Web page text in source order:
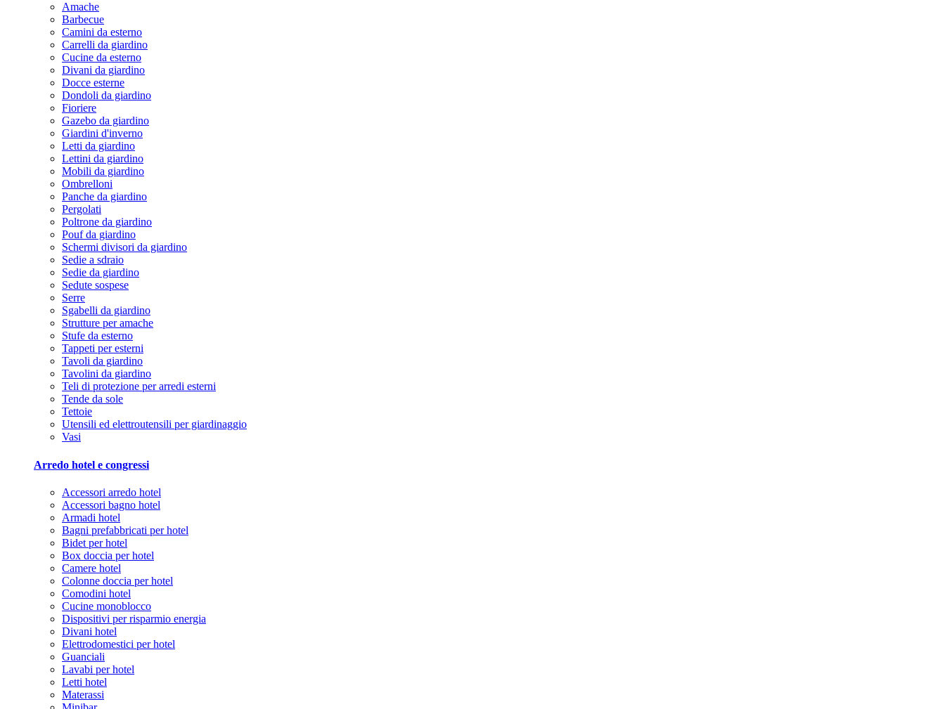
Amache
Barbecue
Camini da esterno
Carrelli da giardino
Cucine da esterno
Divani da giardino
Docce esterne
Dondoli da giardino
Fioriere
Gazebo da giardino
Giardini d'inverno
Letti da giardino
Lettini da giardino
Mobili da giardino
Ombrelloni
Panche da giardino
Pergolati
Poltrone da giardino
Pouf da giardino
Schermi divisori da giardino
Sedie a sdraio
Sedie da giardino
Sedute sospese
Serre
Sgabelli da giardino
Strutture per amache
Stufe da esterno
Tappeti per esterni
Tavoli da giardino
Tavolini da giardino
Teli di protezione per arredi esterni
Tende da sole
Tettoie
Utensili ed elettroutensili per giardinaggio
Vasi
Arredo hotel e congressi
Accessori arredo hotel
Accessori bagno hotel
Armadi hotel
Bagni prefabbricati per hotel
Bidet per hotel
Box doccia per hotel
Camere hotel
Colonne doccia per hotel
Comodini hotel
Cucine monoblocco
Dispositivi per risparmio energia
Divani hotel
Elettrodomestici per hotel
Guanciali
Lavabi per hotel
Letti hotel
Materassi